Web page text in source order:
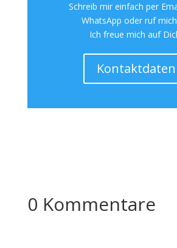
Schreib mir einfach per
WhatsApp oder ruf
Ich freue mich auf
Kontaktdaten
0 Kommentare